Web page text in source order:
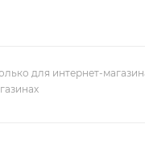
для интернет-